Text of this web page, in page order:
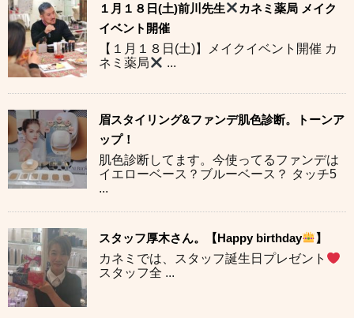
１月１８日(土)前川先生
カネミ薬局 メイク
イベント開催
【１月１８日(土)】メイクイベント開催 カ
ネミ薬局
...
眉スタイリング&ファンデ肌色診断。トーンア
ップ！
肌色診断してます。今使ってるファンデは
イエローベース？ブルーベース？ タッチ5
...
スタッフ厚木さん。【Happy birthday
】
カネミでは、スタッフ誕生日プレゼント
スタッフ全 ...